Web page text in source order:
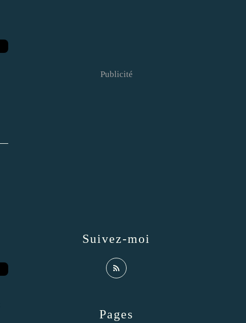
Pages
Suivez-moi
Publicité